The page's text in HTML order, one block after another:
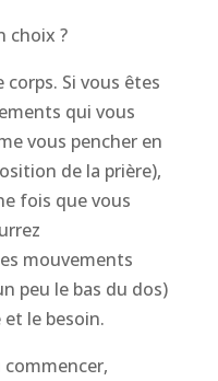
choix ?
corps. Si vous êtes
qui vous
vous pencher en
de la prière),
fois que vous
mouvements
peu le bas du dos)
et le besoin.
commencer,